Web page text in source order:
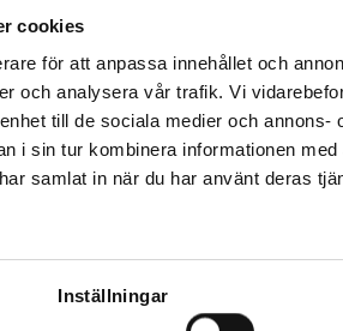
cookies
för att anpassa innehållet och
och analysera vår trafik. Vi
till de sociala medier och annons-
i sin tur kombinera informationen
samlat in när du har använt deras
Inställningar
älskar trav!
vi skapat en
Länkar
Allmänna
Mobilvy